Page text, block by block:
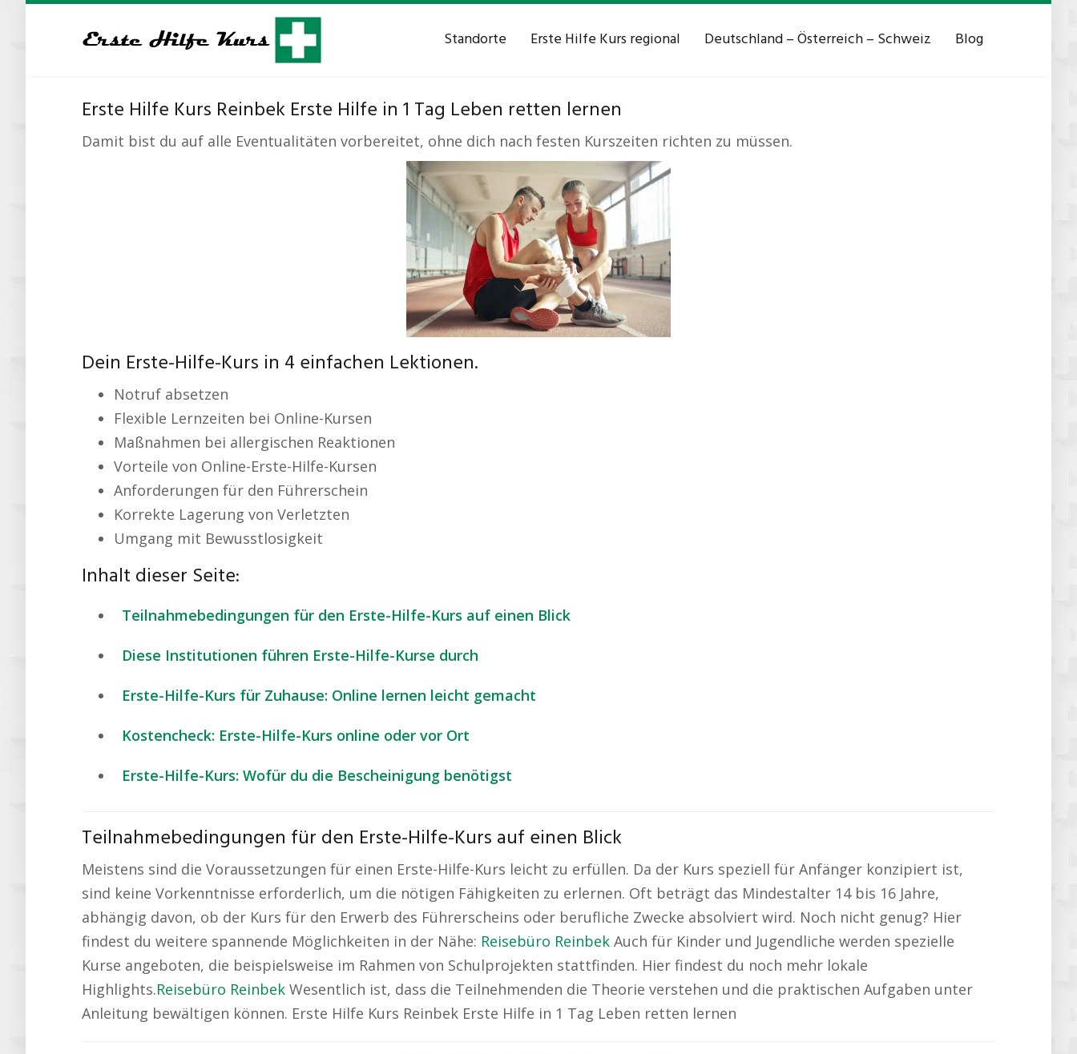
Standorte Erste Hilfe Kurs regional Deutschland – Österreich – Schweiz Blog
Erste Hilfe Kurs Reinbek Erste Hilfe in 1 Tag Leben retten lernen
Damit bist du auf alle Eventualitäten vorbereitet, ohne dich nach festen Kurszeiten richten zu müssen.
Dein Erste-Hilfe-Kurs in 4 einfachen Lektionen.
Notruf absetzen
Flexible Lernzeiten bei Online-Kursen
Maßnahmen bei allergischen Reaktionen
Vorteile von Online-Erste-Hilfe-Kursen
Anforderungen für den Führerschein
Korrekte Lagerung von Verletzten
Umgang mit Bewusstlosigkeit
Inhalt dieser Seite:
Teilnahmebedingungen für den Erste-Hilfe-Kurs auf einen Blick
Diese Institutionen führen Erste-Hilfe-Kurse durch
Erste-Hilfe-Kurs für Zuhause: Online lernen leicht gemacht
Kostencheck: Erste-Hilfe-Kurs online oder vor Ort
Erste-Hilfe-Kurs: Wofür du die Bescheinigung benötigst
Teilnahmebedingungen für den Erste-Hilfe-Kurs auf einen Blick
Meistens sind die Voraussetzungen für einen Erste-Hilfe-Kurs leicht zu erfüllen. Da der Kurs speziell für Anfänger konzipiert ist,
sind keine Vorkenntnisse erforderlich, um die nötigen Fähigkeiten zu erlernen. Oft beträgt das Mindestalter 14 bis 16 Jahre,
abhängig davon, ob der Kurs für den Erwerb des Führerscheins oder berufliche Zwecke absolviert wird. Noch nicht genug? Hier
findest du weitere spannende Möglichkeiten in der Nähe: Reisebüro Reinbek Auch für Kinder und Jugendliche werden spezielle
Kurse angeboten, die beispielsweise im Rahmen von Schulprojekten stattfinden. Hier findest du noch mehr lokale
Highlights.Reisebüro Reinbek Wesentlich ist, dass die Teilnehmenden die Theorie verstehen und die praktischen Aufgaben unter
Anleitung bewältigen können. Erste Hilfe Kurs Reinbek Erste Hilfe in 1 Tag Leben retten lernen